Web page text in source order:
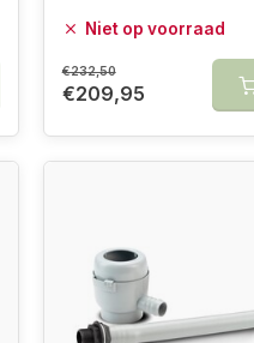
Niet op voorraad
€232,50
€209,95